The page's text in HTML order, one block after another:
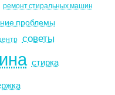
ремонт стиральных машин
проблемы
советы
стирка